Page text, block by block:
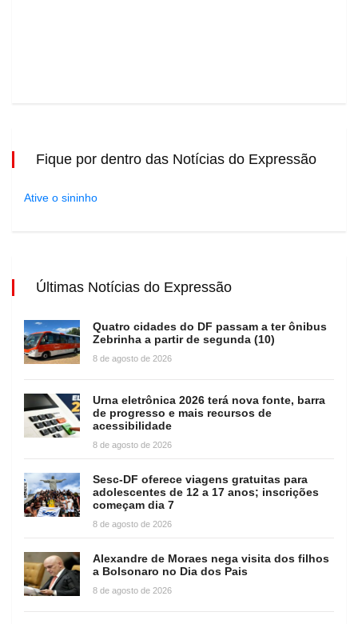
Fique por dentro das Notícias do Expressão
Ative o sininho
Últimas Notícias do Expressão
Quatro cidades do DF passam a ter ônibus
Zebrinha a partir de segunda (10)
8 de agosto de 2026
Urna eletrônica 2026 terá nova fonte, barra
de progresso e mais recursos de
acessibilidade
8 de agosto de 2026
Sesc-DF oferece viagens gratuitas para
adolescentes de 12 a 17 anos; inscrições
começam dia 7
8 de agosto de 2026
Alexandre de Moraes nega visita dos filhos
a Bolsonaro no Dia dos Pais
8 de agosto de 2026